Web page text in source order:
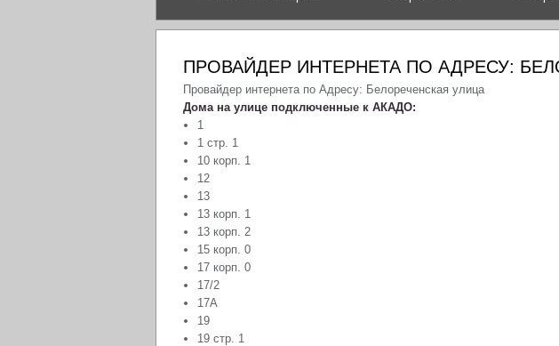
ПРОВАЙДЕР ИНТЕРНЕТА ПО АДРЕСУ:
Провайдер интернета по Адресу: Белореченская улица
Дома на улице подключенные к АКАДО:
1
1 стр. 1
10 корп. 1
12
13
13 корп. 1
13 корп. 2
15 корп. 0
17 корп. 0
17/2
17А
19
19 стр. 1